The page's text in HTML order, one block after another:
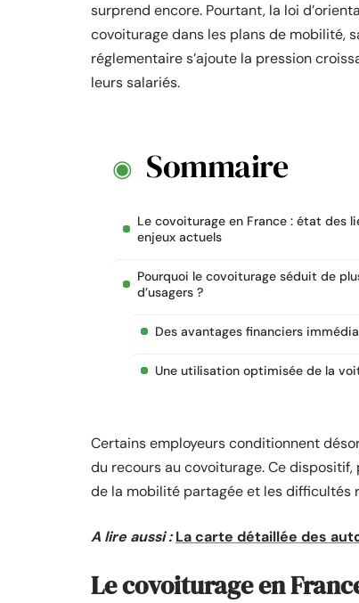
surprend encore. Pourtant, la loi
covoiturage dans les plans de mobilité,
réglementaire s’ajoute la pression
leurs salariés.
Sommaire
Le covoiturage en France : état des
enjeux actuels
Pourquoi le covoiturage séduit de
d’usagers ?
Des avantages financiers
Une utilisation optimisée de la
Certains employeurs conditionnent
du recours au covoiturage. Ce
de la mobilité partagée et les difficultés
A lire aussi : La carte détaillée des
Le covoiturage en